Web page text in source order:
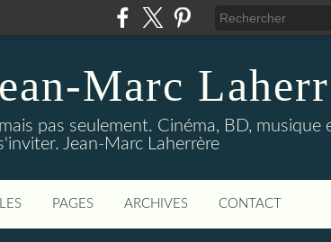
Marc
pas seulement. Cinéma, BD, musique
Jean-Marc Laherrère
PAGES ARCHIVES CONTACT